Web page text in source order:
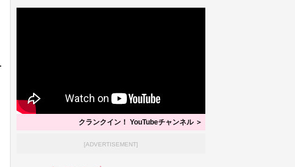
クランクイン！ YouTubeチャンネル ＞
[ADVERTISEMENT]